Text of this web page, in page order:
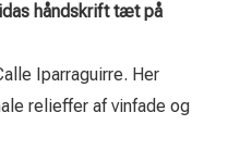
håndskrift tæt på
Iparraguirre. Her
relieffer af vin­fade og